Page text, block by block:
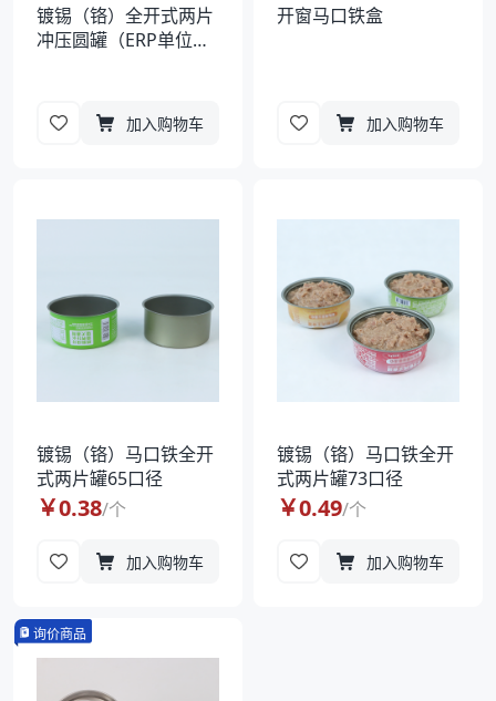
镀锡（铬）全开式两片
冲压圆罐（ERP单位错
加入购物车
开窗马口铁盒
加入购物车
镀锡（铬）马口铁全开
式两片罐65口径
￥0.38/个
加入购物车
镀锡（铬）马口铁全开
式两片罐73口径
￥0.49/个
加入购物车
询价商品